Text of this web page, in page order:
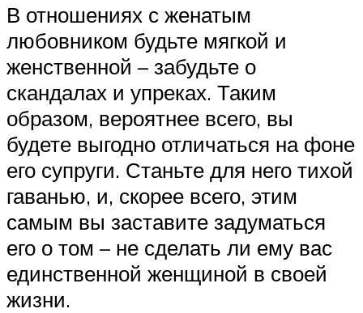
В отношениях с женатым
любовником будьте мягкой и
женственной – забудьте о
скандалах и упреках. Таким
образом, вероятнее всего, вы
будете выгодно отличаться на фоне
его супруги. Станьте для него тихой
гаванью, и, скорее всего, этим
самым вы заставите задуматься
его о том – не сделать ли ему вас
единственной женщиной в своей
жизни.